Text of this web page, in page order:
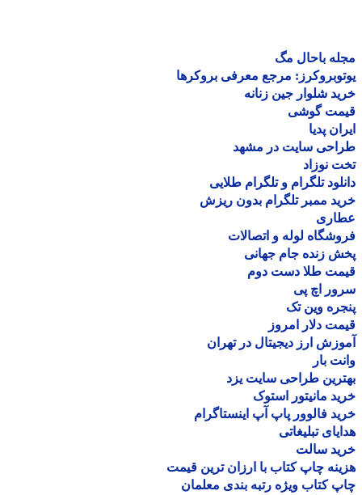
باحال مگ
مرجع معرفی بروکرها
شلوار جین زنانه
گوشی
پدیا
سایت در مشهد
نوزاد
تلگرام و تلگرام طلایی
ممبر تلگرام بدون ریزش
لوله و اتصالات
زنده جام جهانی
طلا دست دوم
اچ پی
وین تک
دلار امروز
ارز دیجیتال در تهران
بار
طراحی سایت یزد
مانیتور استوک
فالوور پاپ آپ اینستاگرام
تبلیغاتی
سالت
چاپ کتاب با ارزان ترین قیمت
کتاب ویژه رتبه بندی معلمان